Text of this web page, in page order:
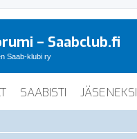
– Saabclub.fi
Saab-klubi ry
SAABISTI JÄSENEKSI